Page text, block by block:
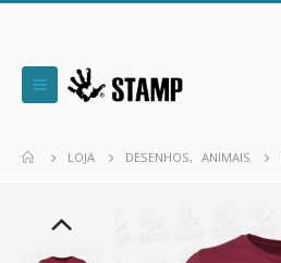
LOJA DESENHOS, ANIMAIS